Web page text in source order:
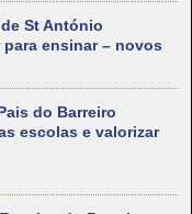
St António
ensinar – novos
do Barreiro
escolas e valorizar